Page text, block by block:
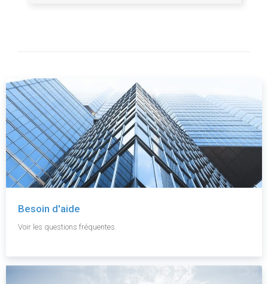
Besoin d'aide
Voir les questions fréquentes.